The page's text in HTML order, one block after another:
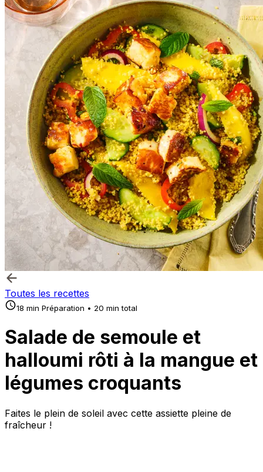
Toutes les recettes
18 min Préparation • 20 min total
Salade de semoule et
halloumi rôti à la mangue et
légumes croquants
Faites le plein de soleil avec cette assiette pleine de
fraîcheur !